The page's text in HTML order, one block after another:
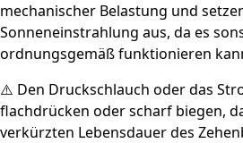
mechanischer Belastung und
Sonneneinstrahlung aus, da es
ordnungsgemäß funktionieren
⚠️ Den Druckschlauch oder das
flachdrücken oder scharf biegen,
verkürzten Lebensdauer des